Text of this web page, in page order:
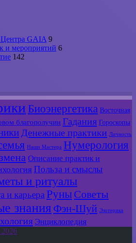
GAIA 9
и мероприятий 6
142
Биоэнергетика Восточная
благополучии Гадания Гороскопы
Денежные практики Личность
Наши Мастера Нумерология
Описание практик и
Польза и смыслы
и ритуалы
и карьера Руны Советы
знания Фэн-Шуй Эзотерика
Энциклопедия